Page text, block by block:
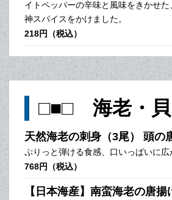
イトペッパーの辛味と風味をきかせ
神スパイスをかけました。
218円（税込）
□■□ 海老・
天然海老の刺身（3尾） 頭の
ぷりっと弾ける食感、口いっぱいに広
768円（税込）
【日本海産】南蛮海老の唐揚